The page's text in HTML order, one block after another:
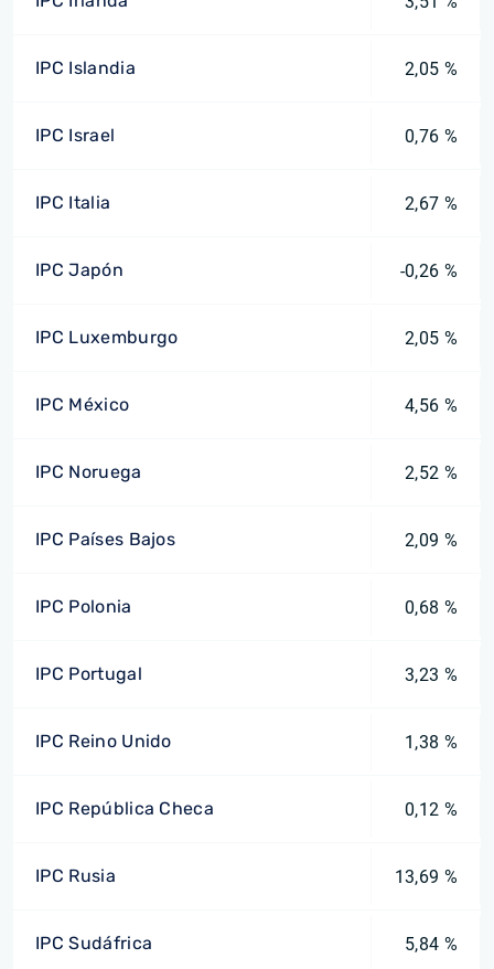
IPC Islandia 2,05 %
IPC Israel 0,76 %
IPC Italia 2,67 %
IPC Japón -0,26 %
IPC Luxemburgo 2,05 %
IPC México 4,56 %
IPC Noruega 2,52 %
IPC Países Bajos 2,09 %
IPC Polonia 0,68 %
IPC Portugal 3,23 %
IPC Reino Unido 1,38 %
IPC República Checa 0,12 %
IPC Rusia 13,69 %
IPC Sudáfrica 5,84 %